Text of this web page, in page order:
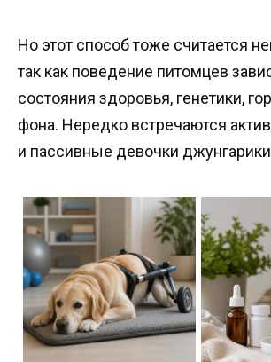
Но этот способ тоже считается
так как поведение питомцев
состояния здоровья, генетики,
фона. Нередко встречаются
и пассивные девочки